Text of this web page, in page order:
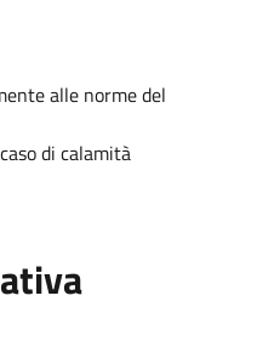
alle norme del
di calamità